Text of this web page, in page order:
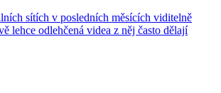
sítích v posledních měsících viditelně
lehce odlehčená videa z něj často dělají